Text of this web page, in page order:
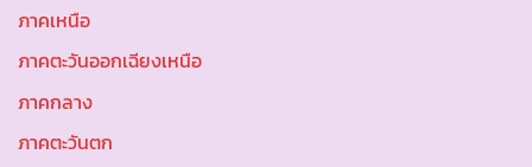
ภาคเหนือ
ภาคตะวันออกเฉียงเหนือ
ภาคกลาง
ภาคตะวันตก